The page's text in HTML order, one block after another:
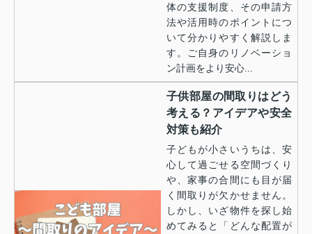
体の支援制度、その申請方
法や活用時のポイントにつ
いて分かりやすく解説しま
す。ご自身のリノベーショ
ン計画をより安心...
子供部屋の間取りはどう
考える？アイデアや安全
対策も紹介
子どもが小さいうちは、安
心して過ごせる空間づくり
や、家事の合間にも目が届
く間取りが欠かせません。
しかし、いざ物件を探し始
めてみると「どんな配置が